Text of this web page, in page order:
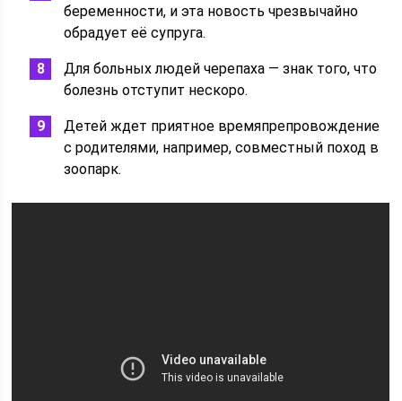
беременности, и эта новость чрезвычайно
обрадует её супруга.
Для больных людей черепаха — знак того, что
болезнь отступит нескоро.
Детей ждет приятное времяпрепровождение
с родителями, например, совместный поход в
зоопарк.